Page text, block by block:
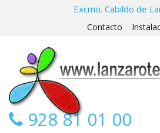
Excmo. Cabildo de
Contacto
928 81 01 00